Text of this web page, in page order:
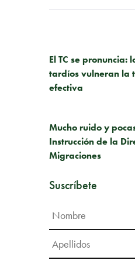
El TC se pronuncia:
tardíos vulneran la
efectiva
Mucho ruido y
Instrucción de la
Migraciones
Suscríbete